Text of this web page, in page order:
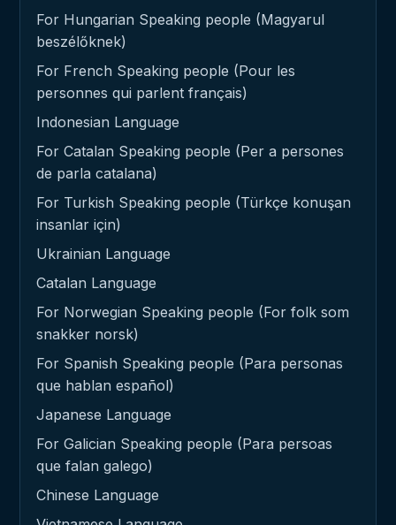
For Hungarian Speaking people (Magyarul
beszélőknek)
For French Speaking people (Pour les
personnes qui parlent français)
Indonesian Language
For Catalan Speaking people (Per a persones
de parla catalana)
For Turkish Speaking people (Türkçe konuşan
insanlar için)
Ukrainian Language
Catalan Language
For Norwegian Speaking people (For folk som
snakker norsk)
For Spanish Speaking people (Para personas
que hablan español)
Japanese Language
For Galician Speaking people (Para persoas
que falan galego)
Chinese Language